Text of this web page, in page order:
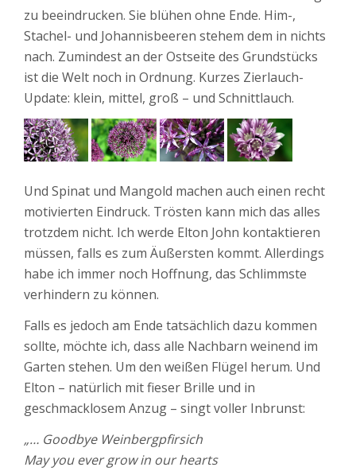
zu beeindrucken. Sie blühen ohne Ende. Him-,
Stachel- und Johannisbeeren stehem dem in nichts
nach. Zumindest an der Ostseite des Grundstücks
ist die Welt noch in Ordnung. Kurzes Zierlauch-
Update: klein, mittel, groß – und Schnittlauch.
Und Spinat und Mangold machen auch einen recht
motivierten Eindruck. Trösten kann mich das alles
trotzdem nicht. Ich werde Elton John kontaktieren
müssen, falls es zum Äußersten kommt. Allerdings
habe ich immer noch Hoffnung, das Schlimmste
verhindern zu können.
Falls es jedoch am Ende tatsächlich dazu kommen
sollte, möchte ich, dass alle Nachbarn weinend im
Garten stehen. Um den weißen Flügel herum. Und
Elton – natürlich mit fieser Brille und in
geschmacklosem Anzug – singt voller Inbrunst:
„… Goodbye Weinbergpfirsich
May you ever grow in our hearts